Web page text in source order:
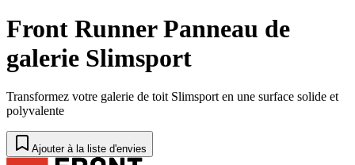
Front Runner Panneau de
galerie Slimsport
Transformez votre galerie de toit Slimsport en une surface solide et
polyvalente
Ajouter à la liste d'envies